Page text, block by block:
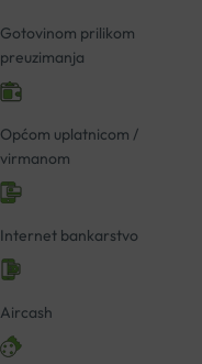
Gotovinom prilikom
preuzimanja
Općom uplatnicom /
virmanom
Internet bankarstvo
Aircash